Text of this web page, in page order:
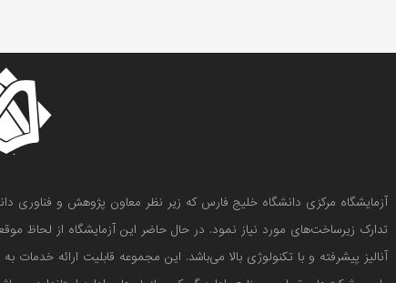
تدارک زیرساخت‌های مورد نیاز نمود. در حال حاضر این آزمایشگاه از لحاظ
آنالیز پیشرفته و با تکنولوژی بالا می‌باشد. این مجموعه قابلیت ارائه